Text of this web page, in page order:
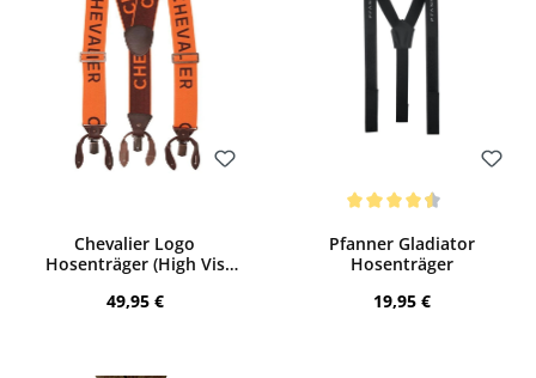
Chevalier Logo
Hosenträger (High Vis
Regulärer Preis:
49,95 €
Bewerten
Pfanner Gladiator
Hosenträger
Regulärer Preis:
19,95 €